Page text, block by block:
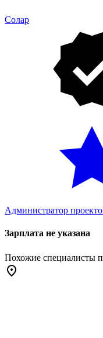
Солар
Администратор
Зарплата не указана
Похожие специалисты